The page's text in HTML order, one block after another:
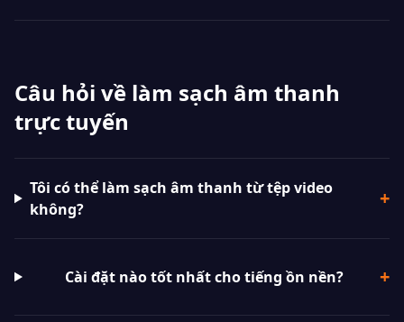
Câu hỏi về làm sạch âm thanh
trực tuyến
Tôi có thể làm sạch âm thanh từ tệp video
không?
+
Cài đặt nào tốt nhất cho tiếng ồn nền? +